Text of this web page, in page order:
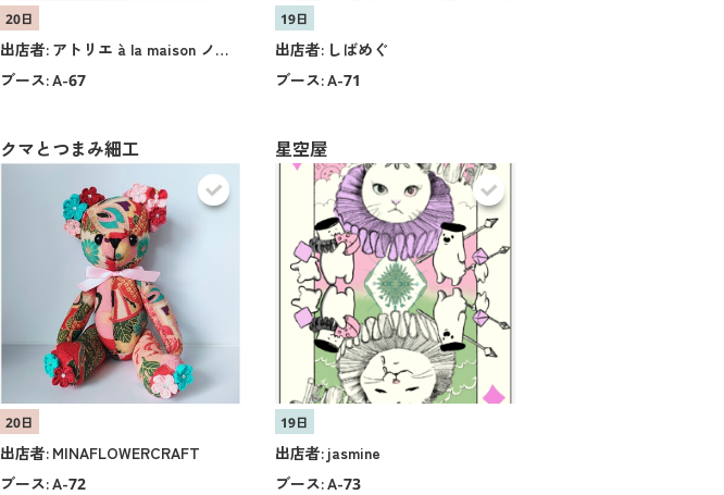
20日
出店者: アトリエ à la maison ノムラマユ
ブース:A-67
19日
出店者: しばめぐ
ブース:A-71
クマとつまみ細工
20日
出店者: MINAFLOWERCRAFT
ブース:A-72
星空屋
19日
出店者: jasmine
ブース:A-73